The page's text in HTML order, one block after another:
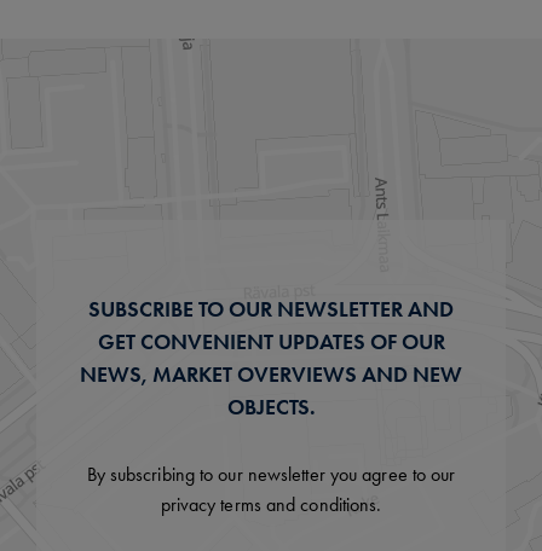
SUBSCRIBE TO OUR NEWSLETTER AND
GET CONVENIENT UPDATES OF OUR
NEWS, MARKET OVERVIEWS AND NEW
OBJECTS.
By subscribing to our newsletter you agree to our
privacy terms and conditions.